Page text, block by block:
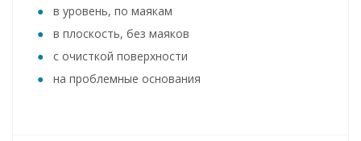
в уровень, по маякам
в плоскость, без маяков
с очисткой поверхности
на проблемные основания